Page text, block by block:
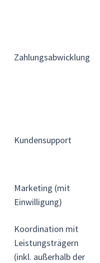
Zahlungsabwicklung
Kundensupport
Marketing (mit
Einwilligung)
Koordination mit
Leistungsträgern
(inkl. außerhalb der